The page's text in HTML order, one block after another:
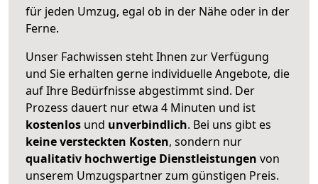
für jeden Umzug, egal ob in der Nähe oder in der
Ferne.
Unser Fachwissen steht Ihnen zur Verfügung
und Sie erhalten gerne individuelle Angebote, die
auf Ihre Bedürfnisse abgestimmt sind. Der
Prozess dauert nur etwa 4 Minuten und ist
kostenlos und unverbindlich. Bei uns gibt es
keine versteckten Kosten, sondern nur
qualitativ hochwertige Dienstleistungen von
unserem Umzugspartner zum günstigen Preis.